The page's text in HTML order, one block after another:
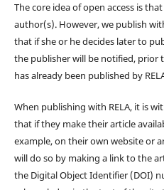
The core idea of open access is
author(s). However, we publish
that if she or he decides later to
the publisher will be notified, prior
has already been published by
When publishing with RELA, it is
that if they make their article
example, on their own website or
will do so by making a link to the
the Digital Object Identifier (DOI)